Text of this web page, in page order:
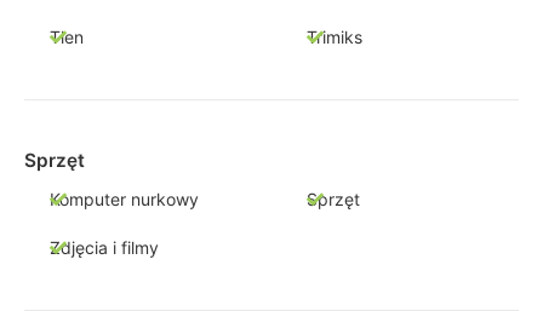
Tlen Trimiks
Sprzęt
Komputer nurkowy Sprzęt
Zdjęcia i filmy